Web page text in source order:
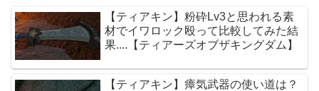
【ティアキン】粉砕Lv3と思われる素
材でイワロック殴って比較してみた結
果....【ティアーズオブザキングダム】
【ティアキン】瘴気武器の使い道は？